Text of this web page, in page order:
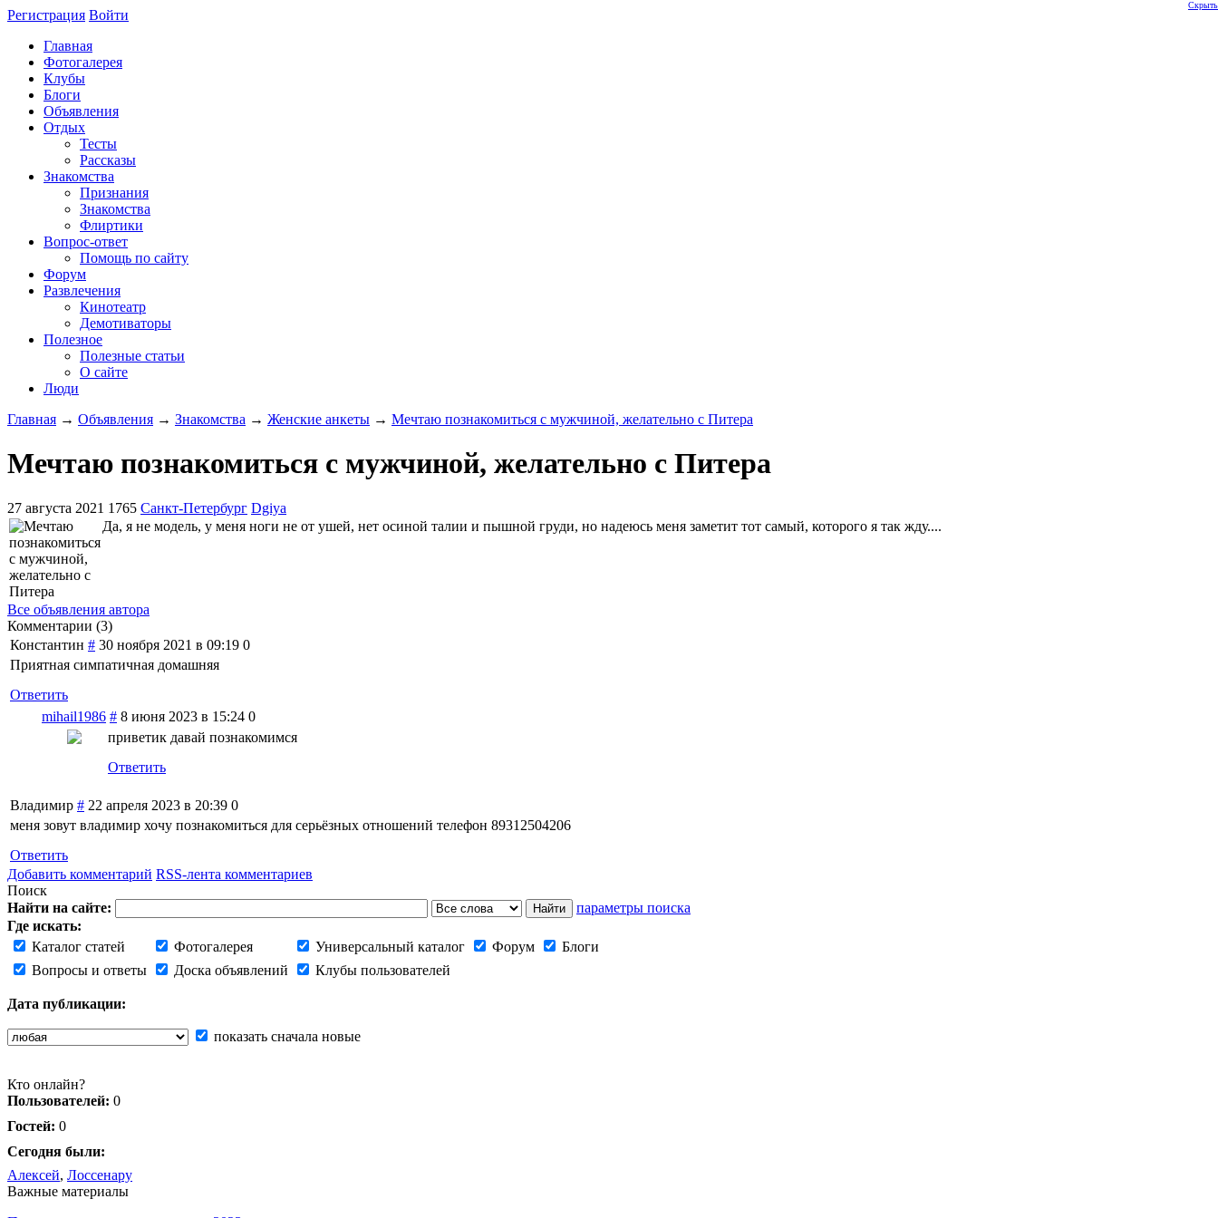
Регистрация Войти
Главная
Фотогалерея
Клубы
Блоги
Объявления
Отдых
Тесты
Рассказы
Знакомства
Признания
Знакомства
Флиртики
Вопрос-ответ
Помощь по сайту
Форум
Развлечения
Кинотеатр
Демотиваторы
Полезное
Полезные статьи
О сайте
Люди
Главная → Объявления → Знакомства → Женские анкеты → Мечтаю познакомиться с мужчиной, желательно с Питера
Мечтаю познакомиться с мужчиной, желательно с Питера
27 августа 2021 1765 Санкт-Петербург Dgiya
Да, я не модель, у меня ноги не от ушей, нет осиной талии и пышной груди, но надеюсь меня заметит тот самый, которого я так жду....
Все объявления автора
Комментарии (3)
Константин # 30 ноября 2021 в 09:19 0
Приятная симпатичная домашняя
Ответить
mihail1986 # 8 июня 2023 в 15:24 0
приветик давай познакомимся
Ответить
Владимир # 22 апреля 2023 в 20:39 0
меня зовут владимир хочу познакомиться для серьёзных отношений телефон 89312504206
Ответить
Добавить комментарий RSS-лента комментариев
Поиск
Найти на сайте:
параметры поиска
Где искать:
Каталог статей
Фотогалерея Универсальный каталог Форум
Блоги
Вопросы и ответы
Доска объявлений Клубы пользователей
Дата публикации:
показать сначала новые
Скрыть
Кто онлайн?
Пользователей: 0
Гостей: 0
Сегодня были:
Алексей, Лоссенару
Важные материалы